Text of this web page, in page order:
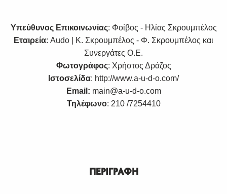
Υπεύθυνος Επικοινωνίας: Φοίβος - Ηλίας Σκρουμπέλος
Εταιρεία: Audo | Κ. Σκρουμπέλος - Φ. Σκρουμπέλος και
Συνεργάτες Ο.Ε.
Φωτογράφος: Χρήστος Δράζος
Ιστοσελίδα: http://www.a-u-d-o.com/
Email: main@a-u-d-o.com
Τηλέφωνο: 210 /7254410
ΠΕΡΙΓΡΑΦΗ